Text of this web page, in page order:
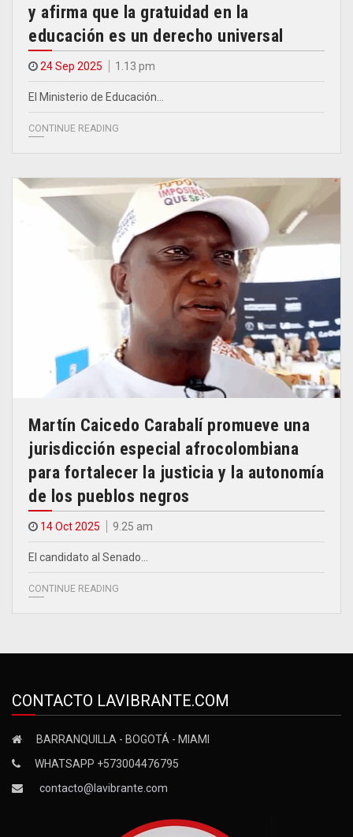
y afirma que la gratuidad en la
educación es un derecho universal
24 Sep 2025 1.13 pm
El Ministerio de Educación…
CONTINUE READING
Martín Caicedo Carabalí promueve una
jurisdicción especial afrocolombiana
para fortalecer la justicia y la autonomía
de los pueblos negros
14 Oct 2025 9.25 am
El candidato al Senado…
CONTINUE READING
CONTACTO LAVIBRANTE.COM
BARRANQUILLA - BOGOTÁ - MIAMI
WHATSAPP +573004476795
contacto@lavibrante.com